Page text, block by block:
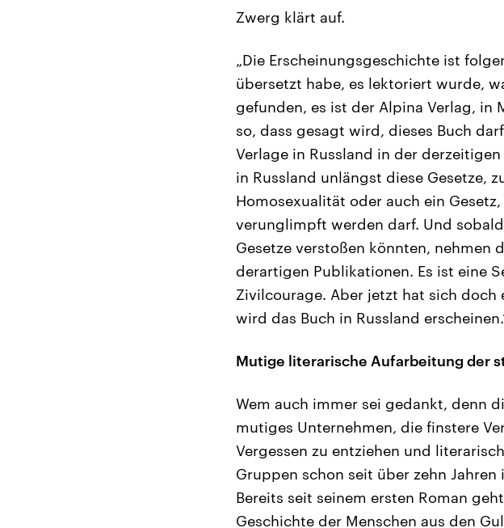
Zwerg klärt auf.
„Die Erscheinungsgeschichte ist
übersetzt habe, es lektoriert wurde,
gefunden, es ist der Alpina Verlag, in
so, dass gesagt wird, dieses Buch
Verlage in Russland in der
in Russland unlängst diese Gesetze,
Homosexualität oder auch ein
verunglimpft werden darf. Und
Gesetze verstoßen könnten, nehmen
derartigen Publikationen. Es ist eine
Zivilcourage. Aber jetzt hat sich
wird das Buch in Russland
Mutige literarische Aufarbeitung der
Wem auch immer sei gedankt, denn
mutiges Unternehmen, die finstere
Vergessen zu entziehen und
Gruppen schon seit über zehn
Bereits seit seinem ersten Roman
Geschichte der Menschen aus den